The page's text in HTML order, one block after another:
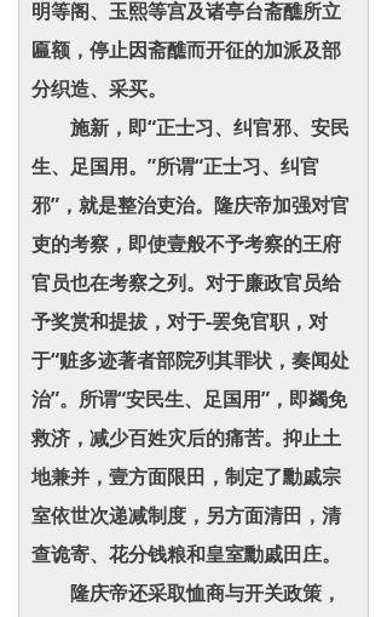
明等阁、玉熙等宫及诸亭台斋醮所立
匾额，停止因斋醮而开征的加派及部
分织造、采买。
施新，即“正士习、纠官邪、安民
生、足国用。”所谓“正士习、纠官
邪”，就是整治吏治。隆庆帝加强对官
吏的考察，即使壹般不予考察的王府
官员也在考察之列。对于廉政官员给
予奖赏和提拔，对于-罢免官职，对
于“赃多迹著者部院列其罪状，奏闻处
治”。所谓“安民生、足国用”，即蠲免
救济，减少百姓灾后的痛苦。抑止土
地兼并，壹方面限田，制定了勳戚宗
室依世次递减制度，另方面清田，清
查诡寄、花分钱粮和皇室勳戚田庄。
隆庆帝还采取恤商与开关政策，